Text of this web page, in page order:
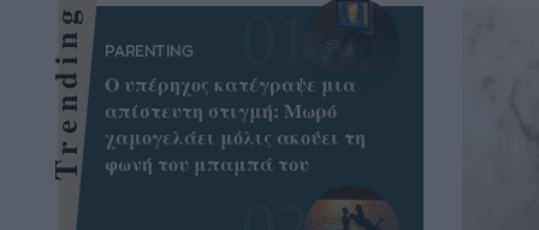
Trending PARENTING
Ο υπέρηχος κατέγραψε μια
απίστευτη στιγμή: Μωρό
χαμογελάει μόλις ακούει τη
φωνή του μπαμπά του